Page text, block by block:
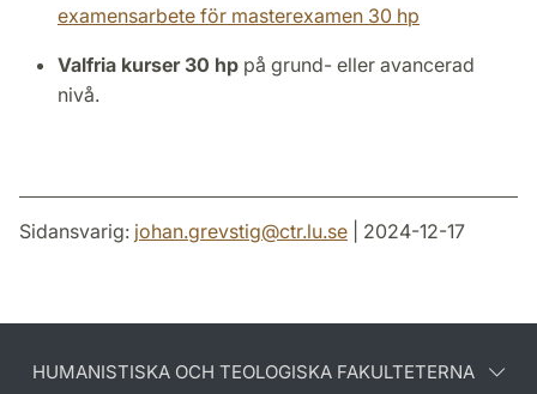
examensarbete för masterexamen 30 hp
Valfria kurser 30 hp på grund- eller avancerad
nivå.
Sidansvarig: johan.grevstig@ctr.lu.se | 2024-12-17
HUMANISTISKA OCH TEOLOGISKA FAKULTETERNA